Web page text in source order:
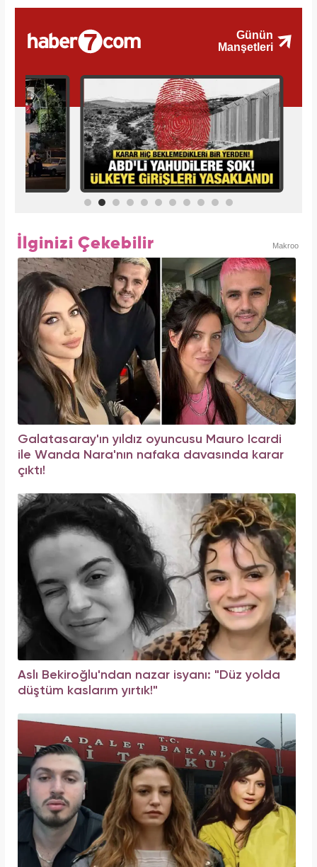
İlginizi Çekebilir Makroo
Galatasaray'ın yıldız oyuncusu Mauro Icardi
ile Wanda Nara'nın nafaka davasında karar
çıktı!
Aslı Bekiroğlu'ndan nazar isyanı: "Düz yolda
düştüm kaslarım yırtık!"